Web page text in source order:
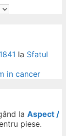
la Sfatul
in cancer
la Aspect /
piese.